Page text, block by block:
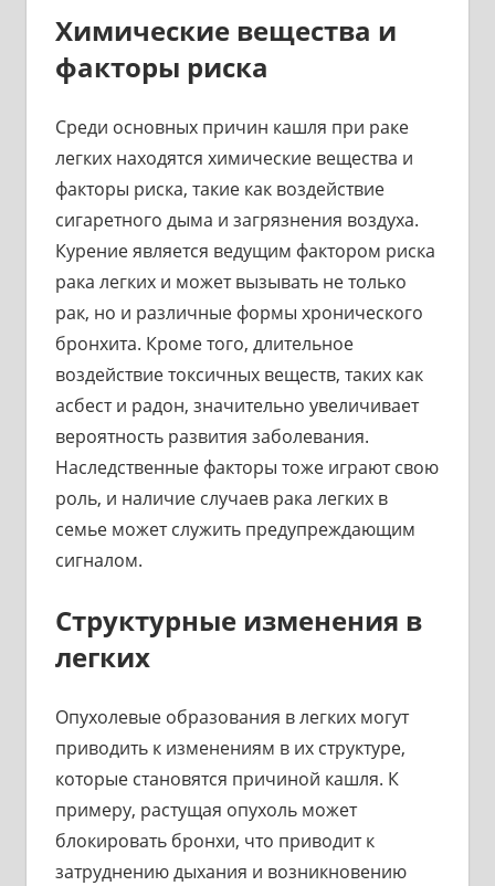
Химические вещества и
факторы риска
Среди основных причин кашля при раке
легких находятся химические вещества и
факторы риска, такие как воздействие
сигаретного дыма и загрязнения воздуха.
Курение является ведущим фактором риска
рака легких и может вызывать не только
рак, но и различные формы хронического
бронхита. Кроме того, длительное
воздействие токсичных веществ, таких как
асбест и радон, значительно увеличивает
вероятность развития заболевания.
Наследственные факторы тоже играют свою
роль, и наличие случаев рака легких в
семье может служить предупреждающим
сигналом.
Структурные изменения в
легких
Опухолевые образования в легких могут
приводить к изменениям в их структуре,
которые становятся причиной кашля. К
примеру, растущая опухоль может
блокировать бронхи, что приводит к
затруднению дыхания и возникновению